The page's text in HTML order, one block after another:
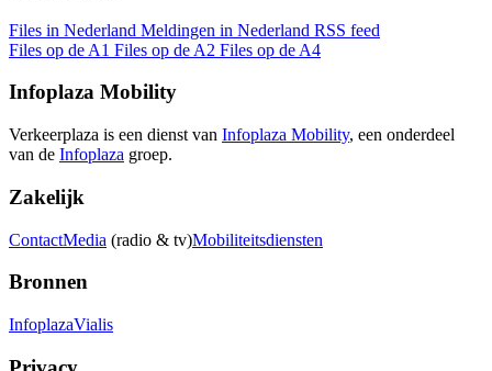
Files in Nederland Meldingen in Nederland RSS feed
Files op de A1 Files op de A2 Files op de A4
Infoplaza Mobility
Verkeerplaza is een dienst van Infoplaza Mobility, een onderdeel
van de Infoplaza groep.
Zakelijk
ContactMedia (radio & tv)Mobiliteitsdiensten
Bronnen
InfoplazaVialis